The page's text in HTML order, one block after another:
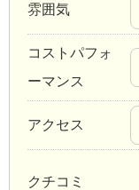
雰囲気
コストパフォ
ーマンス
アクセス
クチコミ